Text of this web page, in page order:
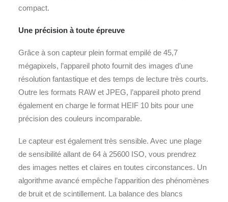
compact.
Une précision à toute épreuve
Grâce à son capteur plein format empilé de 45,7
mégapixels, l’appareil photo fournit des images d’une
résolution fantastique et des temps de lecture très courts.
Outre les formats RAW et JPEG, l’appareil photo prend
également en charge le format HEIF 10 bits pour une
précision des couleurs incomparable.
Le capteur est également très sensible. Avec une plage
de sensibilité allant de 64 à 25600 ISO, vous prendrez
des images nettes et claires en toutes circonstances. Un
algorithme avancé empêche l’apparition des phénomènes
de bruit et de scintillement. La balance des blancs